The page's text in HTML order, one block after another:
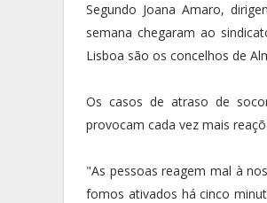
Segundo Joana Amaro,
semana chegaram ao
Lisboa são os concelhos de
Os casos de atraso de
provocam cada vez mais
"As pessoas reagem mal à
fomos ativados há cinco